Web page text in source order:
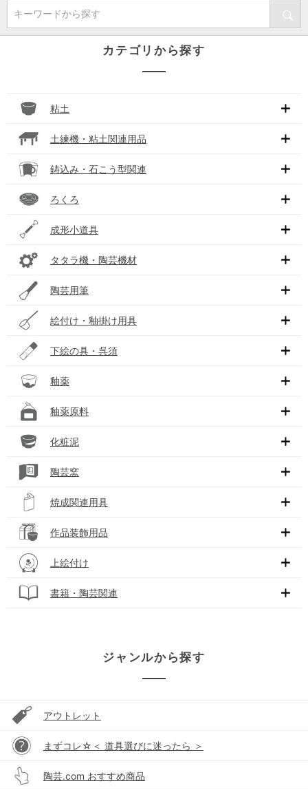
キーワードから探す
カテゴリから探す
粘土
土練機・粘土関連用品
鋳込み・石こう型関連
ろくろ
成形小道具
タタラ機・陶芸機材
陶芸用筆
絵付け・釉掛け用具
下絵の具・呉須
釉薬
釉薬原料
化粧泥
陶芸窯
焼成関連用具
作品装飾用品
上絵付け
書籍・陶芸関連
ジャンルから探す
アウトレット
まずコレ☆＜ 道具選びに迷ったら ＞
陶芸.com おすすめ商品